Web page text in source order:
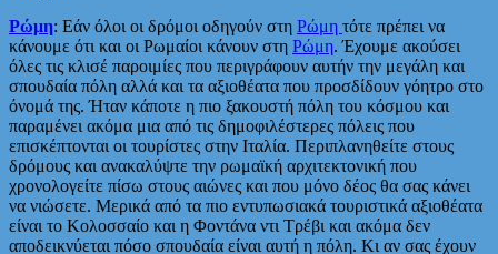
Ρώμη: Εάν όλοι οι δρόμοι οδηγούν στη Ρώμη τότε πρέπει να
κάνουμε ότι και οι Ρωμαίοι κάνουν στη Ρώμη. Έχουμε ακούσει
όλες τις κλισέ παροιμίες που περιγράφουν αυτήν την μεγάλη και
σπουδαία πόλη αλλά και τα αξιοθέατα που προσδίδουν γόητρο στο
όνομά της. Ήταν κάποτε η πιο ξακουστή πόλη του κόσμου και
παραμένει ακόμα μια από τις δημοφιλέστερες πόλεις που
επισκέπτονται οι τουρίστες στην Ιταλία. Περιπλανηθείτε στους
δρόμους και ανακαλύψτε την ρωμαϊκή αρχιτεκτονική που
χρονολογείτε πίσω στους αιώνες και που μόνο δέος θα σας κάνει
να νιώσετε. Μερικά από τα πιο εντυπωσιακά τουριστικά αξιοθέατα
είναι το Κολοσσαίο και η Φοντάνα ντι Τρέβι και ακόμα δεν
αποδεικνύεται πόσο σπουδαία είναι αυτή η πόλη. Κι αν σας έχουν